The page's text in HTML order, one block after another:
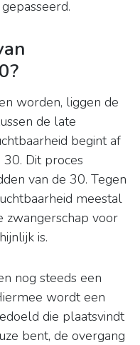
worden, liggen de
de late
begint af
Dit proces
van de 30. Tegen
meestal
zwangerschap voor
is.
nog steeds een
wordt een
die plaatsvindt
bent, de overgang